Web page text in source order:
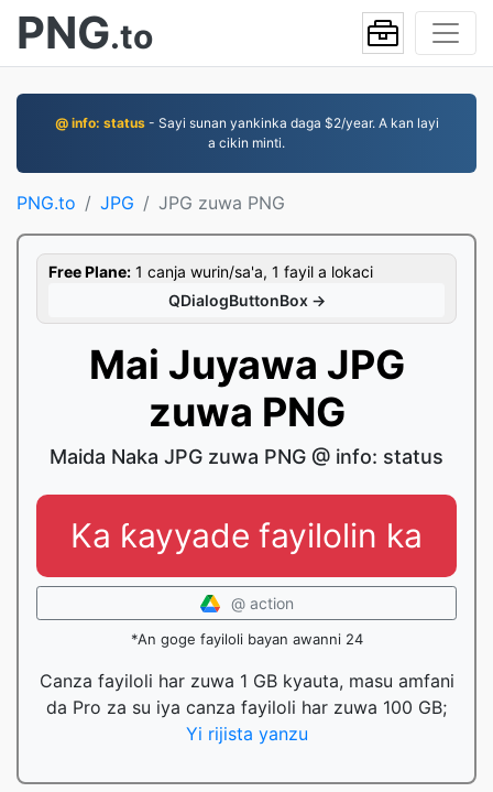
PNG.to
@ info: status- Sayi sunan yankinka daga $2/year. A kan layi
a cikin minti.
PNG.to JPG JPG zuwa PNG
Free Plane: 1 canja wurin/sa'a, 1 fayil a lokaci
QDialogButtonBox →
Mai Juyawa JPG
zuwa PNG
Maida Naka JPG zuwa PNG @ info: status
Ka ƙayyade fayilolin ka
@ action
*An goge fayiloli bayan awanni 24
Canza fayiloli har zuwa 1 GB kyauta, masu amfani
da Pro za su iya canza fayiloli har zuwa 100 GB;
Yi rijista yanzu